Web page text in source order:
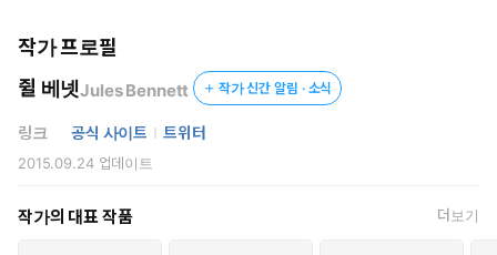
난 원하는 건 그냥 가지고 말아…
작가 프로필
쥘 베넷Jules Bennett 작가 신간 알림 · 소식
링크 공식 사이트 트위터
2015.09.24업데이트
작가의 대표 작품 더보기